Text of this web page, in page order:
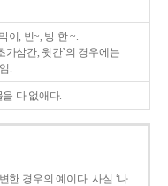
이, 빈~, 방 한 ~.
가삼간, 윗간’의 경우에는
.
을 다 없애다.
한 경우의 예이다. 사실 ‘나